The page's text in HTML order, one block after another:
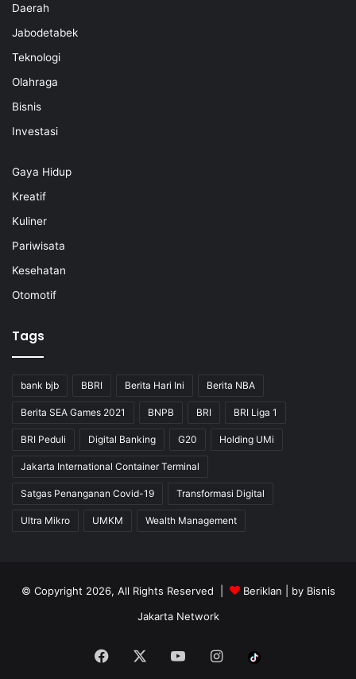
Daerah
Jabodetabek
Teknologi
Olahraga
Bisnis
Investasi
Gaya Hidup
Kreatif
Kuliner
Pariwisata
Kesehatan
Otomotif
Tags
bank bjb BBRI Berita Hari Ini Berita NBA
Berita SEA Games 2021 BNPB BRI BRI Liga 1
BRI Peduli Digital Banking G20 Holding UMi
Jakarta International Container Terminal
Satgas Penanganan Covid-19 Transformasi Digital
Ultra Mikro UMKM Wealth Management
© Copyright 2026, All Rights Reserved | Beriklan | by Bisnis
Jakarta Network
Facebook YouTubeInstagram